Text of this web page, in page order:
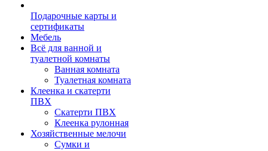
Подарочные карты и
сертификаты
Мебель
Всё для ванной и
туалетной комнаты
Ванная комната
Туалетная комната
Клеенка и скатерти
ПВХ
Скатерти ПВХ
Клеенка рулонная
Хозяйственные мелочи
Сумки и